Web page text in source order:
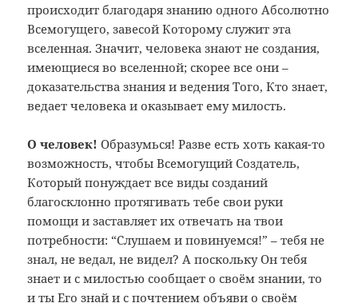
происходит благодаря знанию одного Абсолютно
Всемогущего, завесой Которому служит эта
вселенная. Значит, человека знают не создания,
имеющиеся во вселенной; скорее все они –
доказательства знания и ведения Того, Кто знает,
ведает человека и оказывает ему милость.
О человек! Образумься! Разве есть хоть какая-то
возможность, чтобы Всемогущий Создатель,
Который понуждает все виды созданий
благосклонно протягивать тебе свои руки
помощи и заставляет их отвечать на твои
потребности: “Слушаем и повинуемся!” – тебя не
знал, не ведал, не видел? А поскольку Он тебя
знает и с милостью сообщает о своём знании, то
и ты Его знай и с почтением объяви о своём